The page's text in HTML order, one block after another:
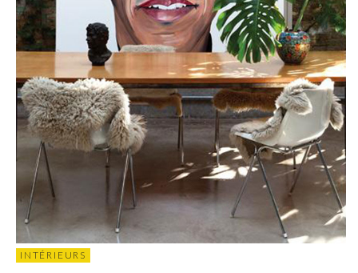
INTÉRIEURS